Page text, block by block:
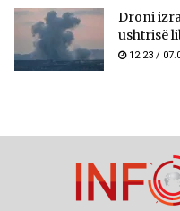
Droni
ushtrisë
12:23 /